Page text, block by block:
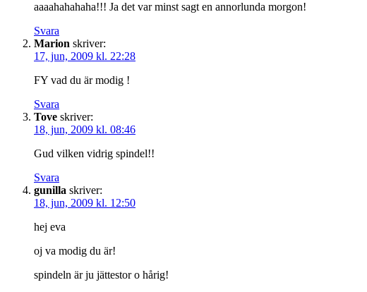
aaaahahahaha!!! Ja det var minst sagt en annorlunda morgon!
Svara
Marion skriver:
17, jun, 2009 kl. 22:28
FY vad du är modig !
Svara
Tove skriver:
18, jun, 2009 kl. 08:46
Gud vilken vidrig spindel!!
Svara
gunilla skriver:
18, jun, 2009 kl. 12:50
hej eva
oj va modig du är!
spindeln är ju jättestor o hårig!